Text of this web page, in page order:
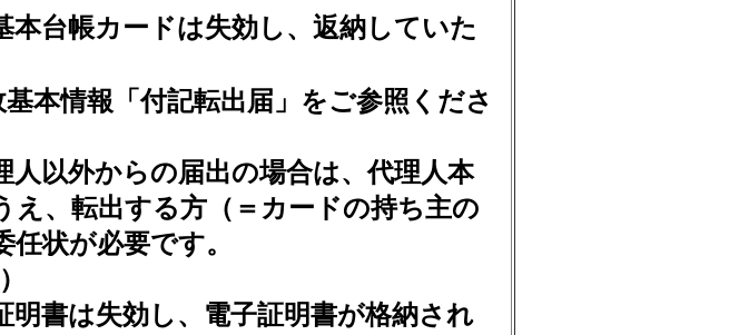
台帳カードは失効し、返納していた
本情報「付記転出届」をご参照くださ
以外からの届出の場合は、代理人本
え、転出する方（＝カードの持ち主の
状が必要です。
書は失効し、電子証明書が格納され